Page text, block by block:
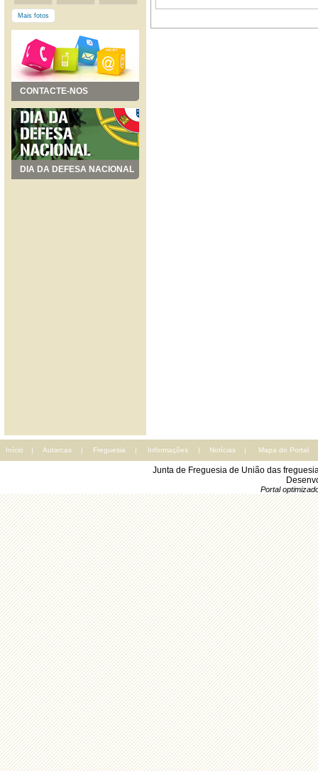
Mais fotos
CONTACTE-NOS
DIA DA DEFESA NACIONAL
Início | Autarcas | Freguesia | Informações | Notícias | Mapa do Portal
Junta de Freguesia de União das
Portal